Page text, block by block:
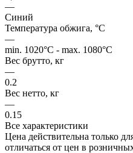
—
Синий
Температура обжига, °C
—
min. 1020°C - max. 1080°C
Вес брутто, кг
—
0.2
Вес нетто, кг
—
0.15
Все характеристики
Цена действительна только
отличаться от цен в